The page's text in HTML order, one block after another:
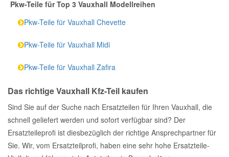
Pkw-Teile für Top 3 Vauxhall Modellreihen
Pkw-Teile für Vauxhall Chevette
Pkw-Teile für Vauxhall Midi
Pkw-Teile für Vauxhall Zafira
Das richtige Vauxhall Kfz-Teil kaufen
Sind Sie auf der Suche nach Ersatzteilen für Ihren Vauxhall, die
schnell geliefert werden und sofort verfügbar sind? Der
Ersatzteileprofi ist diesbezüglich der richtige Ansprechpartner für
Sie. Wir, vom Ersatzteilprofi, haben eine sehr hohe Ersatzteile-